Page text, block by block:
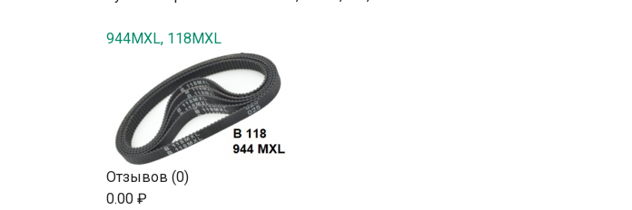
944MXL, 118MXL
Отзывов (0)
0.00 ₽